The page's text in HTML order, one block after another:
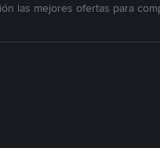
las mejores ofertas para